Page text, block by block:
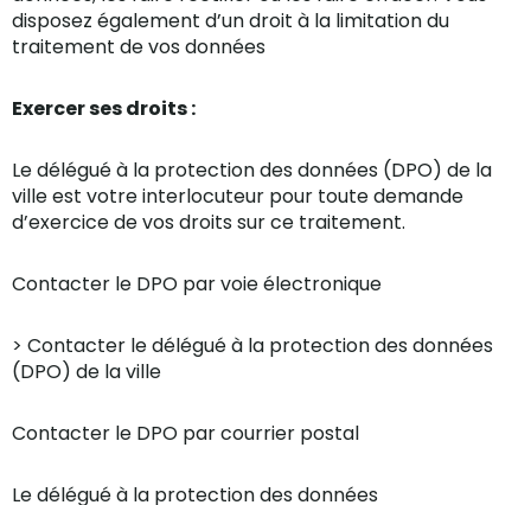
disposez également d’un droit à la limitation du
traitement de vos données
Exercer ses droits :
Le délégué à la protection des données (DPO) de la
ville est votre interlocuteur pour toute demande
d’exercice de vos droits sur ce traitement.
Contacter le DPO par voie électronique
> Contacter le délégué à la protection des données
(DPO) de la ville
Contacter le DPO par courrier postal
Le délégué à la protection des données